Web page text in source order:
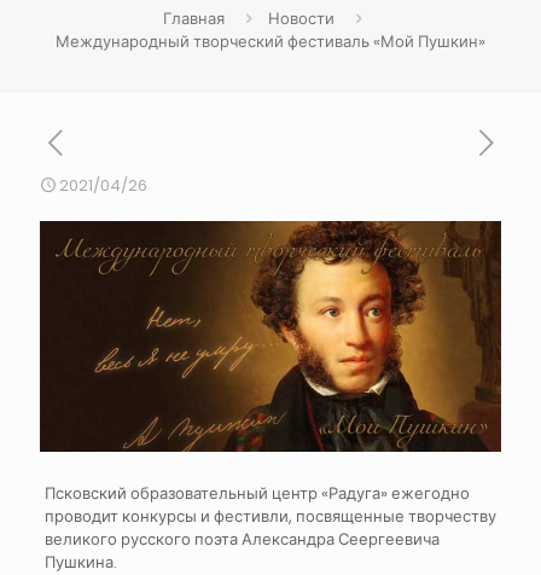
Главная
Новости
Международный творческий фестиваль «Мой Пушкин»
2021/04/26
Псковский образовательный центр «Радуга» ежегодно
проводит конкурсы и фестивли, посвященные творчеству
великого русского поэта Александра Сеергеевича
Пушкина.